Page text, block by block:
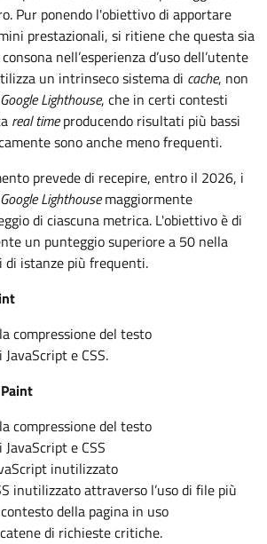
Pur ponendo l'obiettivo di apportare
prestazionali, si ritiene che questa sia
nell’esperienza d’uso dell’utente
un intrinseco sistema di cache, non
Google Lighthouse, che in certi contesti
real timeproducendo risultati più bassi
sono anche meno frequenti.
prevede di recepire, entro il 2026, i
Google Lighthousemaggiormente
di ciascuna metrica. L'obiettivo è di
un punteggio superiore a 50 nella
di istanze più frequenti.
compressione del testo
e CSS.
compressione del testo
e CSS
inutilizzato
inutilizzato attraverso l’uso di file più
della pagina in uso
di richieste critiche.